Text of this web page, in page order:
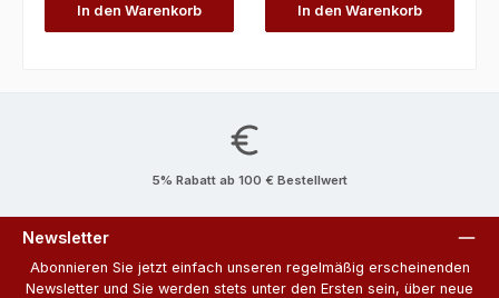
In den Warenkorb In den Warenkorb
5% Rabatt ab 100 € Bestellwert
Newsletter
Abonnieren Sie jetzt einfach unseren regelmäßig erscheinenden
Newsletter und Sie werden stets unter den Ersten sein, über neue